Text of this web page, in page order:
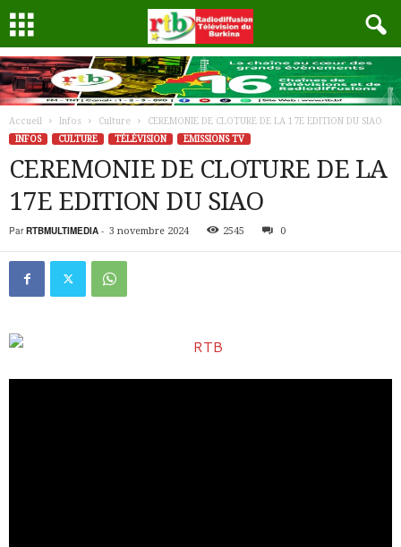
Accueil Infos Culture
CEREMONIE DE CLOTURE DE LA 17E EDITION DU SIAO
INFOS
CULTURE TÉLÉVISION EMISSIONS TV
CEREMONIE DE CLOTURE DE LA
17E EDITION DU SIAO
Par RTBMULTIMEDIA - 3 novembre 2024 2545 0